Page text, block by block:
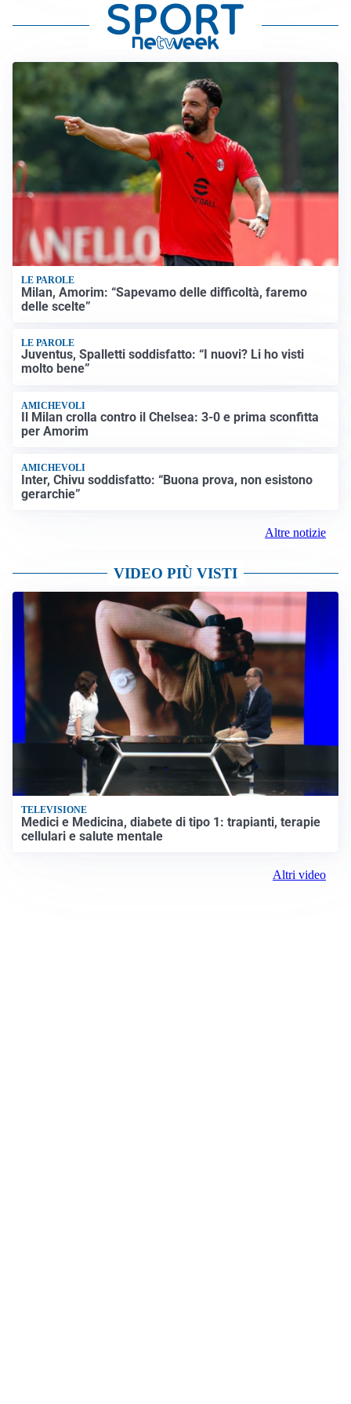
LE PAROLE
Milan, Amorim: “Sapevamo delle difficoltà, faremo
delle scelte”
LE PAROLE
Juventus, Spalletti soddisfatto: “I nuovi? Li ho visti
molto bene”
AMICHEVOLI
Il Milan crolla contro il Chelsea: 3-0 e prima sconfitta
per Amorim
AMICHEVOLI
Inter, Chivu soddisfatto: “Buona prova, non esistono
gerarchie”
Altre notizie
VIDEO PIÙ VISTI
TELEVISIONE
Medici e Medicina, diabete di tipo 1: trapianti, terapie
cellulari e salute mentale
Altri video